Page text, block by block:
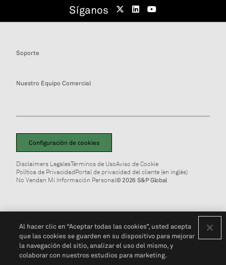
Síganos
Soporte
Nuestro Equipo Comercial
Configuración de cookies
Disclaimers LegalesTérminos de UsoAviso de Cookie
Política de PrivacidadPortal de privacidad del cliente (en inglés)
No Vendan Mi Información Personal© 2026 S&P Global
Al hacer clic en “Aceptar todas las cookies”, usted acepta
que las cookies se guarden en su dispositivo para mejorar
la navegación del sitio, analizar el uso del mismo, y
colaborar con nuestros estudios para marketing.